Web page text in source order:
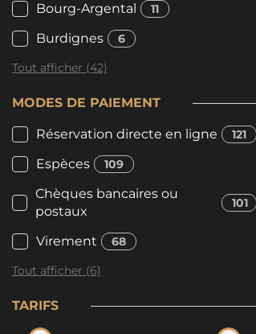
Bourg-Argental 11
Burdignes
6
Tout afficher (42)
MODES DE PAIEMENT
Réservation directe en ligne 121
Espèces 109
Chèques bancaires ou
postaux
101
Virement
68
Tout afficher (6)
TARIFS